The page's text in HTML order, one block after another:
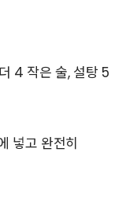
4 작은 술, 설탕 5
넣고 완전히